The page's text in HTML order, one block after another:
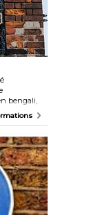
bengali,
Lanes.
où
de style